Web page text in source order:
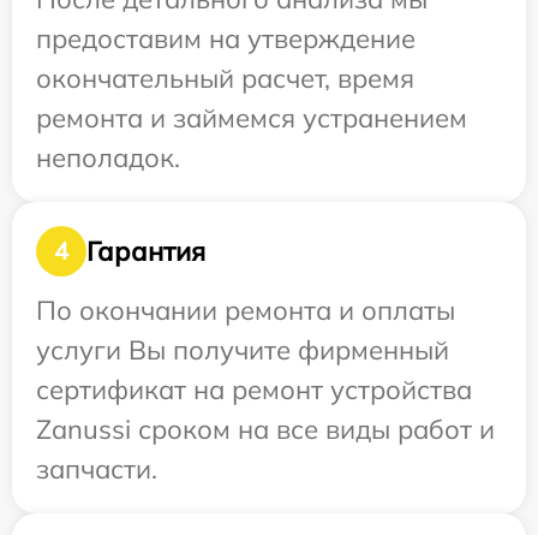
предоставим на утверждение
окончательный расчет, время
ремонта и займемся устранением
неполадок.
4
Гарантия
По окончании ремонта и оплаты
услуги Вы получите фирменный
сертификат на ремонт устройства
Zanussi сроком на все виды работ и
запчасти.